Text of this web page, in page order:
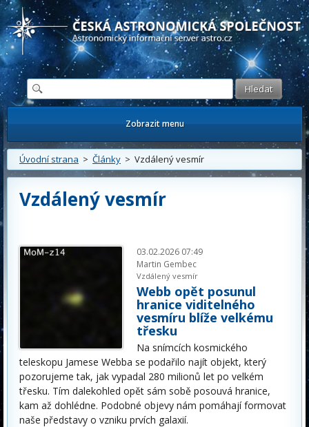
Česká astronomická společnost - Informační astronomický server
Zobrazit menu
Úvodní strana > Články > Vzdálený vesmír
Vzdálený vesmír
03.02.2026 07:49
Martin Gembec
Vzdálený vesmír
Webb opět posunul
hranice viditelného
vesmíru blíže velkému
třesku
Na snímcích kosmického
teleskopu Jamese Webba se podařilo najít objekt, který
pozorujeme tak, jak vypadal 280 milionů let po velkém
třesku. Tím dalekohled opět sám sobě posouvá hranice,
kam až dohlédne. Podobné objevy nám pomáhají formovat
naše představy o vzniku prvích galaxií.